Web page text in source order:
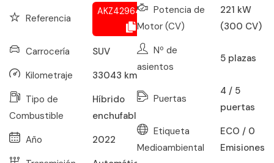
Referencia
AKZ429649644
Carrocería
SUV
Kilometraje
33043 km
Tipo de
Combustible
Híbrido
enchufable
Año
2022
Potencia de
Motor (CV)
221 kW
(300 CV)
Nº de
asientos
5 plazas
Puertas
4 / 5
puertas
Etiqueta
Medioambiental
ECO / 0
Emisiones